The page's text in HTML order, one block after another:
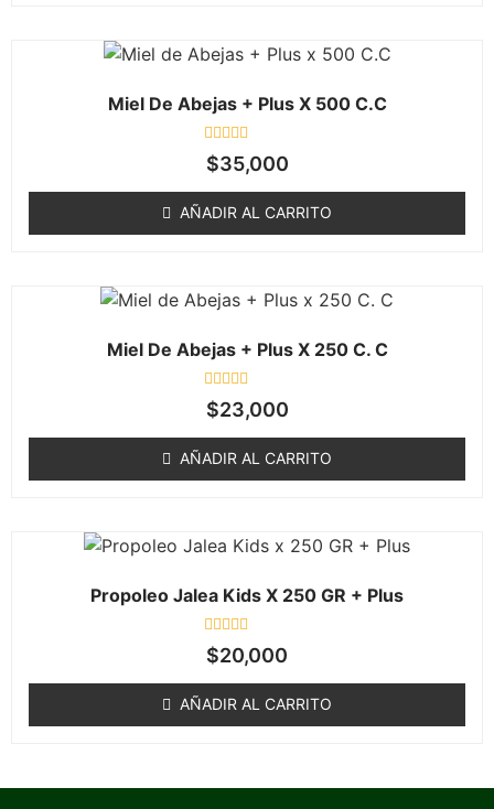
Miel De Abejas + Plus X 500 C.C
Valorado
en
5
$35,000
AÑADIR AL CARRITO
Miel De Abejas + Plus X 250 C. C
Valorado
en
5
$23,000
AÑADIR AL CARRITO
Propoleo Jalea Kids X 250 GR + Plus
Valorado
en
5
$20,000
AÑADIR AL CARRITO